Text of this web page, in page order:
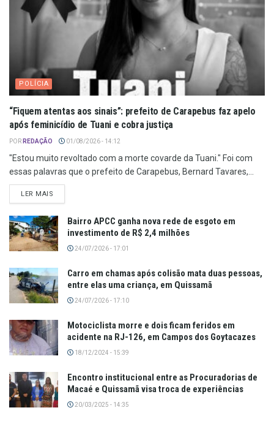
POLÍCIA
“Fiquem atentas aos sinais”: prefeito de Carapebus faz apelo
após feminicídio de Tuani e cobra justiça
POR REDAÇÃO 01/08/2026 - 14:12
"Estou muito revoltado com a morte covarde da Tuani." Foi com
essas palavras que o prefeito de Carapebus, Bernard Tavares,...
LER MAIS
Bairro APCC ganha nova rede de esgoto em
investimento de R$ 2,4 milhões
24/07/2026 - 17:01
Carro em chamas após colisão mata duas pessoas,
entre elas uma criança, em Quissamã
24/07/2026 - 17:10
Motociclista morre e dois ficam feridos em
acidente na RJ-126, em Campos dos Goytacazes
18/12/2024 - 15:39
Encontro institucional entre as Procuradorias de
Macaé e Quissamã visa troca de experiências
20/03/2025 - 14:35